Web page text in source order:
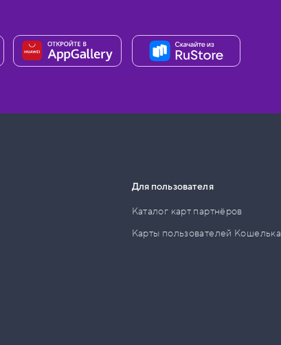
Для пользователя
Каталог карт партнёров
Карты пользователей Кошелька